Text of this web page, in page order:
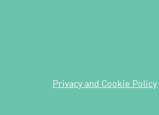
Privacy and Cookie Policy